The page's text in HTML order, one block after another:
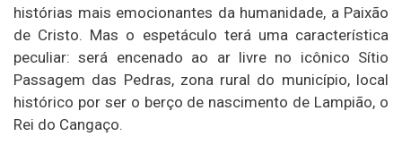
histórias mais emocionantes da humanidade, a Paixão
de Cristo. Mas o espetáculo terá uma característica
peculiar: será encenado ao ar livre no icônico Sítio
Passagem das Pedras, zona rural do município, local
histórico por ser o berço de nascimento de Lampião, o
Rei do Cangaço.